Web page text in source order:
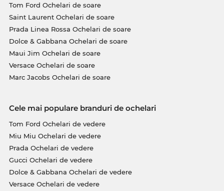
Tom Ford Ochelari de soare
Saint Laurent Ochelari de soare
Prada Linea Rossa Ochelari de soare
Dolce & Gabbana Ochelari de soare
Maui Jim Ochelari de soare
Versace Ochelari de soare
Marc Jacobs Ochelari de soare
Cele mai populare branduri de ochelari
Tom Ford Ochelari de vedere
Miu Miu Ochelari de vedere
Prada Ochelari de vedere
Gucci Ochelari de vedere
Dolce & Gabbana Ochelari de vedere
Versace Ochelari de vedere